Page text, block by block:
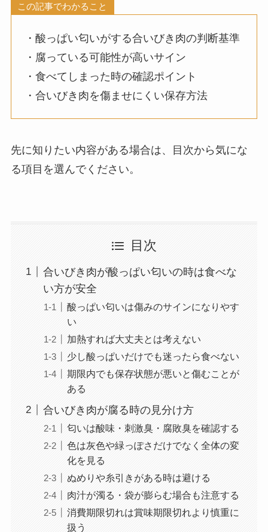
この記事でわかること
・酸っぱい匂いがする合いびき肉の判断基準
・腐っている可能性が高いサイン
・食べてしまった時の確認ポイント
・合いびき肉を傷ませにくい保存方法
先に知りたい内容がある場合は、目次から気にな
る項目を選んでください。
目次
合いびき肉が酸っぱい匂いの時は食べな
い方が安全
酸っぱい匂いは傷みのサインになりやす
い
加熱すれば大丈夫とは考えない
少し酸っぱいだけでも迷ったら食べない
期限内でも保存状態が悪いと傷むことが
ある
合いびき肉が腐る時の見分け方
匂いは酸味・刺激臭・腐敗臭を確認する
色は灰色や緑っぽさだけでなく全体の変
化を見る
ぬめりや糸引きがある時は避ける
肉汁が濁る・袋が膨らむ場合も注意する
消費期限切れは賞味期限切れより慎重に
扱う